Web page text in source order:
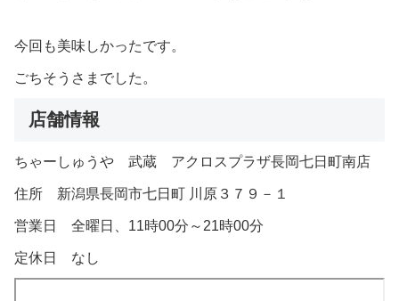
今回も美味しかったです。
ごちそうさまでした。
店舗情報
ちゃーしゅうや 武蔵 アクロスプラザ長岡七日町南店
住所 新潟県長岡市七日町 川原３７９－１
営業日 全曜日、11時00分～21時00分
定休日 なし